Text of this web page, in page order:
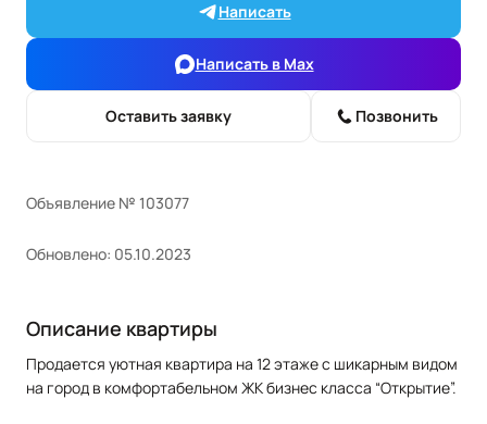
Написать
Написать в Max
Оставить заявку Позвонить
Объявление № 103077
Обновлено: 05.10.2023
Описание квартиры
Продается уютная квартира на 12 этаже с шикарным видом
на город в комфортабельном ЖК бизнес класса “Открытие”.